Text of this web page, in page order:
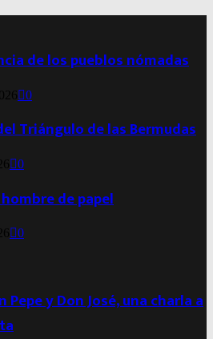
de los pueblos nómadas
0
Triángulo de las Bermudas
0
de papel
0
Pepe y Don José, una charla a